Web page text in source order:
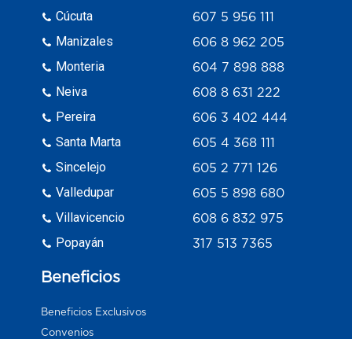
Cúcuta
Manizales
Monteria
Neiva
Pereira
Santa Marta
Sincelejo
Valledupar
Villavicencio
Popayán
607 5 956 111
606 8 962 205
604 7 898 888
608 8 631 222
606 3 402 444
605 4 368 111
605 2 771 126
605 5 898 680
608 6 832 975
317 513 7365
Beneficios
Beneficios Exclusivos
Convenios